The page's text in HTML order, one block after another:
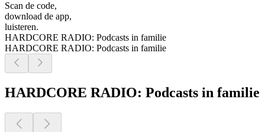
Scan de code,
download de app,
luisteren.
HARDCORE RADIO: Podcasts in familie
HARDCORE RADIO: Podcasts in familie
HARDCORE RADIO: Podcasts in familie